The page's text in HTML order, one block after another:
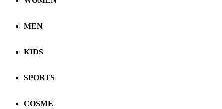
MEN
KIDS
SPORTS
COSME